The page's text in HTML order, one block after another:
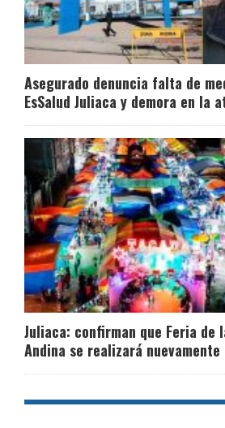
Asegurado denuncia falta de
EsSalud Juliaca y demora en la
Juliaca: confirman que Feria de
Andina se realizará